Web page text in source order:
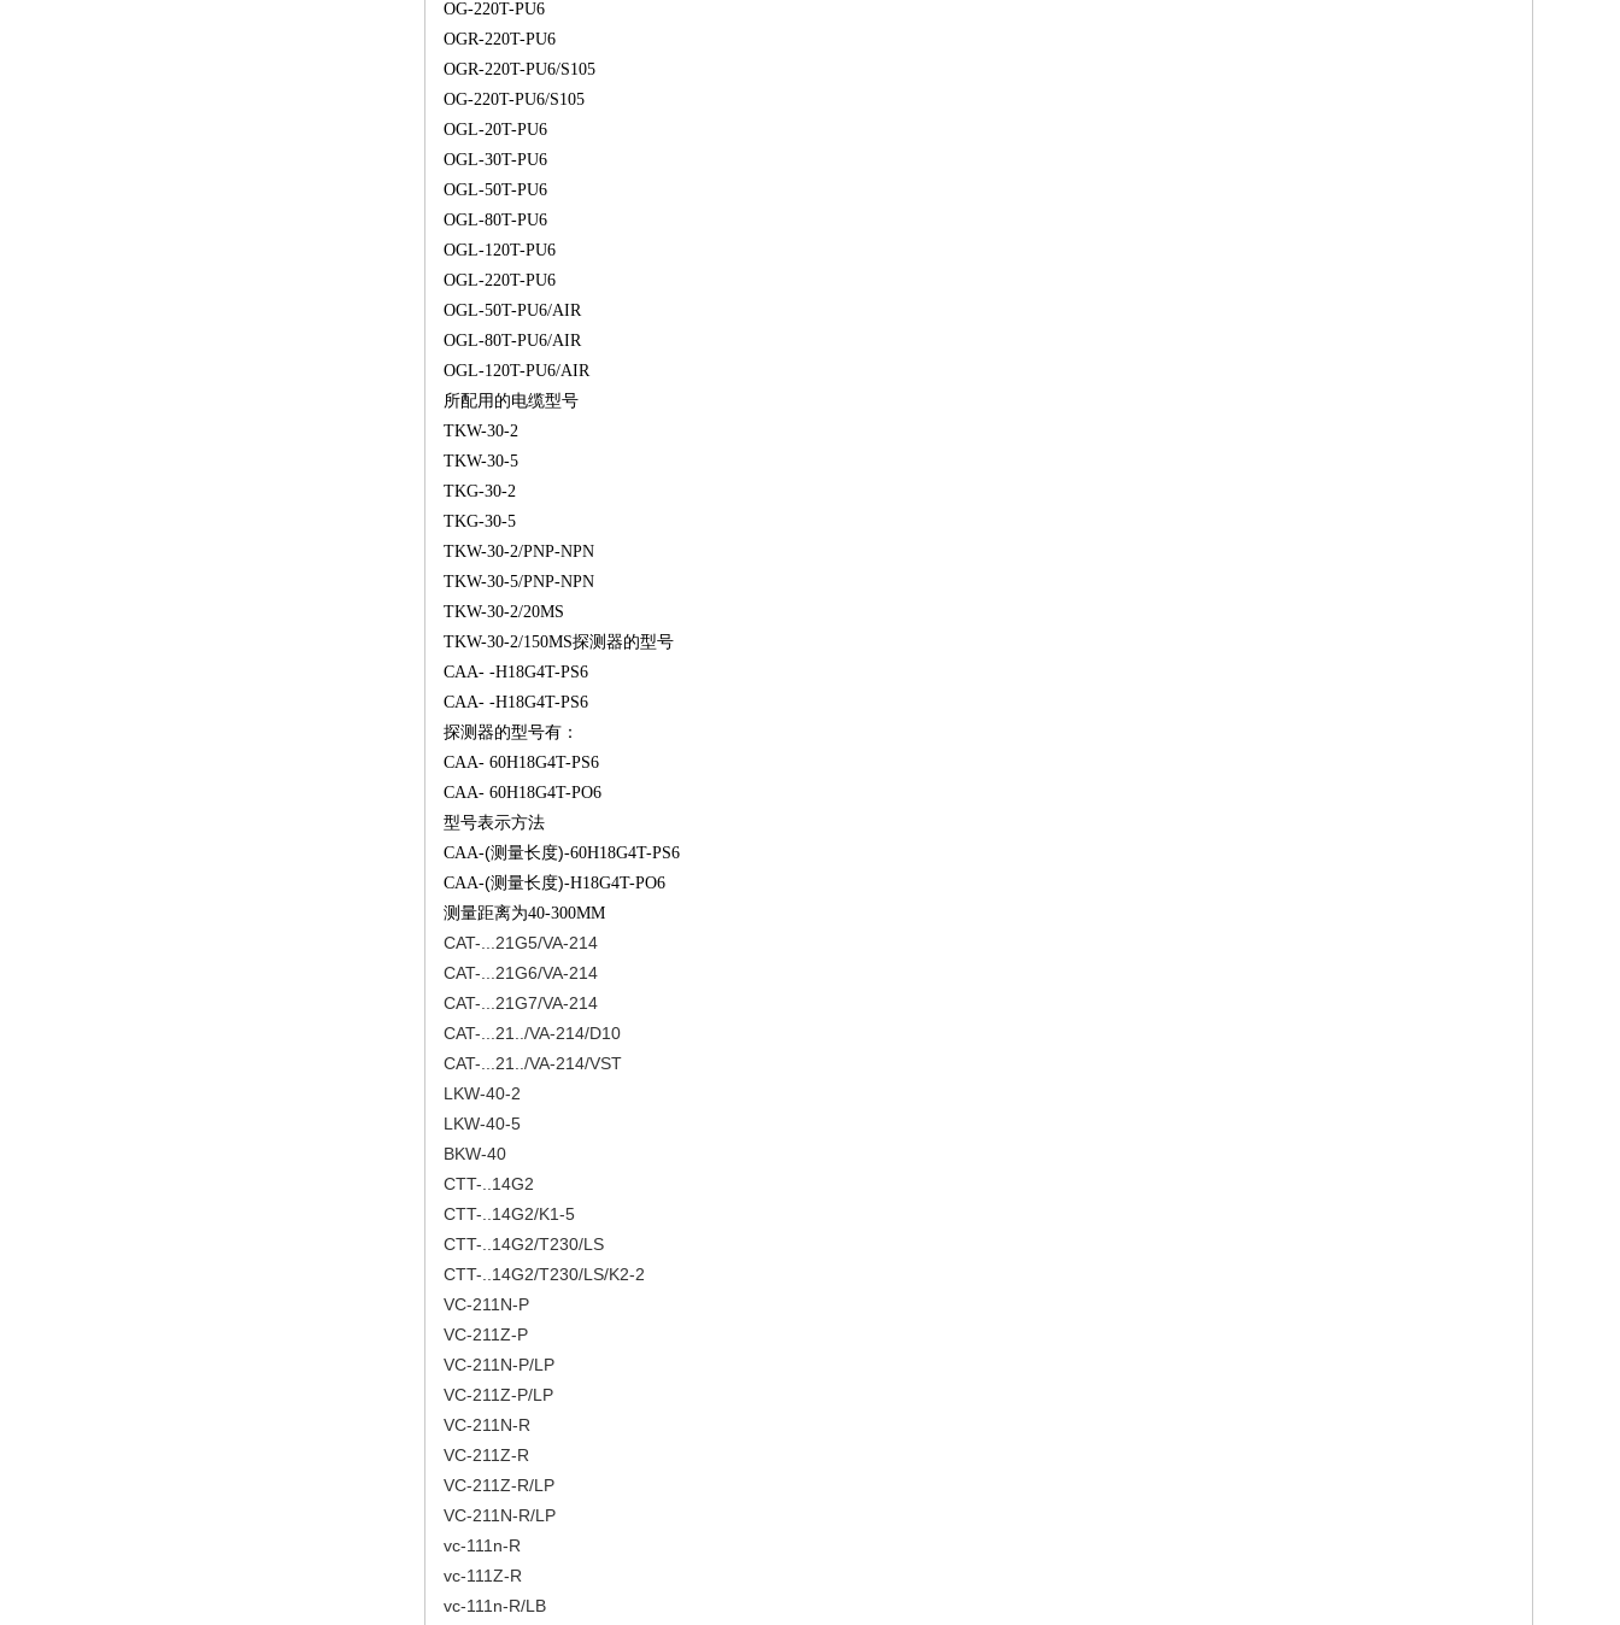
OG-220T-PU6
OGR-220T-PU6
OGR-220T-PU6/S105
OG-220T-PU6/S105
OGL-20T-PU6
OGL-30T-PU6
OGL-50T-PU6
OGL-80T-PU6
OGL-120T-PU6
OGL-220T-PU6
OGL-50T-PU6/AIR
OGL-80T-PU6/AIR
OGL-120T-PU6/AIR
所配用的电缆型号
TKW-30-2
TKW-30-5
TKG-30-2
TKG-30-5
TKW-30-2/PNP-NPN
TKW-30-5/PNP-NPN
TKW-30-2/20MS
TKW-30-2/150MS探测器的型号
CAA- -H18G4T-PS6
CAA- -H18G4T-PS6
探测器的型号有：
CAA- 60H18G4T-PS6
CAA- 60H18G4T-PO6
型号表示方法
CAA-(测量长度)-60H18G4T-PS6
CAA-(测量长度)-H18G4T-PO6
测量距离为40-300MM
CAT-...21G5/VA-214
CAT-...21G6/VA-214
CAT-...21G7/VA-214
CAT-...21../VA-214/D10
CAT-...21../VA-214/VST
LKW-40-2
LKW-40-5
BKW-40
CTT-..14G2
CTT-..14G2/K1-5
CTT-..14G2/T230/LS
CTT-..14G2/T230/LS/K2-2
VC-211N-P
VC-211Z-P
VC-211N-P/LP
VC-211Z-P/LP
VC-211N-R
VC-211Z-R
VC-211Z-R/LP
VC-211N-R/LP
vc-111n-R
vc-111Z-R
vc-111n-R/LB